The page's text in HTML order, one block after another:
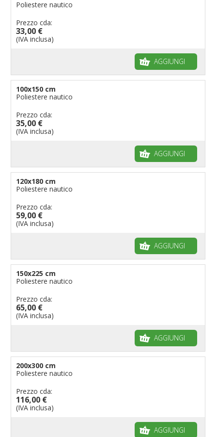
Poliestere nautico
Prezzo cda:
33,00 €
(IVA inclusa)
AGGIUNGI
100x150 cm
Poliestere nautico
Prezzo cda:
35,00 €
(IVA inclusa)
AGGIUNGI
120x180 cm
Poliestere nautico
Prezzo cda:
59,00 €
(IVA inclusa)
AGGIUNGI
150x225 cm
Poliestere nautico
Prezzo cda:
65,00 €
(IVA inclusa)
AGGIUNGI
200x300 cm
Poliestere nautico
Prezzo cda:
116,00 €
(IVA inclusa)
AGGIUNGI